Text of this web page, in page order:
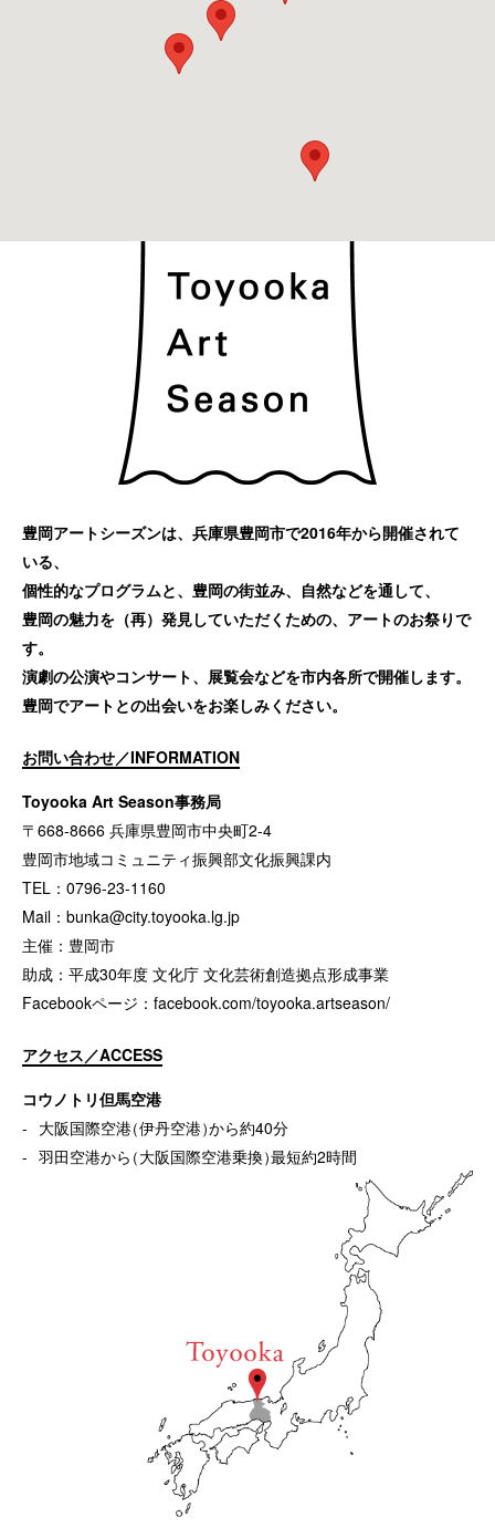
豊岡アートシーズンは、兵庫県豊岡市で2016年から開催されて
いる、
個性的なプログラムと、豊岡の街並み、自然などを通して、
豊岡の魅力を（再）発見していただくための、アートのお祭りで
す。
演劇の公演やコンサート、展覧会などを市内各所で開催します。
豊岡でアートとの出会いをお楽しみください。
お問い合わせ／INFORMATION
Toyooka Art Season事務局
〒668-8666 兵庫県豊岡市中央町2-4
豊岡市地域コミュニティ振興部文化振興課内
TEL：0796-23-1160
Mail： bunka@city.toyooka.lg.jp
主催：豊岡市
助成：平成30年度 文化庁 文化芸術創造拠点形成事業
Facebookページ： facebook.com/toyooka.artseason/
アクセス／ACCESS
コウノトリ但馬空港
大阪国際空港（伊丹空港）から約40分
羽田空港から（大阪国際空港乗換）最短約2時間